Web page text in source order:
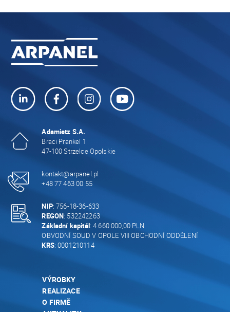
Adamietz S.A.
Braci Prankel 1
47-100 Strzelce Opolskie
kontakt@arpanel.pl
+48 77 463 00 55
NIP: 756-18-36-633
REGON: 532242263
Základní kapitál: 4 660 000,00 PLN
OBVODNÍ SOUD V OPOLE VIII OBCHODNÍ ODDĚLENÍ
KRS: 0001210114
VÝROBKY
REALIZACE
O FIRMĚ